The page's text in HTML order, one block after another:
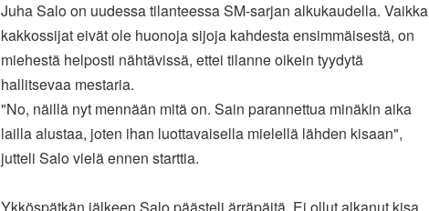
Juha Salo on uudessa tilanteessa SM-sarjan alkukaudella. Vaikka
kakkossijat eivät ole huonoja sijoja kahdesta ensimmäisestä, on
miehestä helposti nähtävissä, ettei tilanne oikein tyydytä
hallitsevaa mestaria.
"No, näillä nyt mennään mitä on. Sain parannettua minäkin aika
lailla alustaa, joten ihan luottavaisella mielellä lähden kisaan",
jutteli Salo vielä ennen starttia.